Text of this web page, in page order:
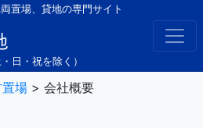
置場、貸地の専門サイト
日・祝を除く）
場 > 会社概要